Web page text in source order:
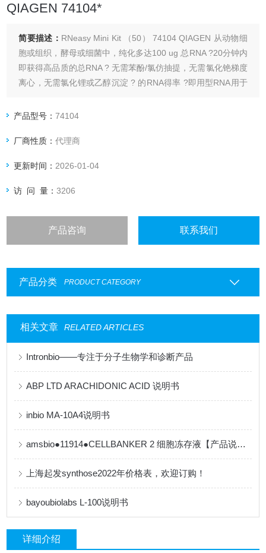
QIAGEN 74104*
简要描述： RNeasy Mini Kit （50） 74104 QIAGEN 从动物细
胞或组织，酵母或细菌中，纯化多达100 ug 总RNA ?20分钟内
即获得高品质的总RNA ? 无需苯酚/氯仿抽提，无需氯化铯梯度
离心，无需氯化锂或乙醇沉淀 ? 的RNA得率 ?即用型RNA用于
的RNeasy spincolumns，从细胞、组织和
产品型号：74104
厂商性质：代理商
更新时间： 2026-01-04
访 问 量：3206
产品咨询 联系我们
产品分类 PRODUCT CATEGORY
相关文章 RELATED ARTICLES
Intronbio——专注于分子生物学和诊断产品
ABP LTD ARACHIDONIC ACID 说明书
inbio MA-10A4说明书
amsbio●11914●CELLBANKER 2 细胞冻存液【产品说明书】
上海起发synthose2022年价格表，欢迎订购！
bayoubiolabs L-100说明书
详细介绍